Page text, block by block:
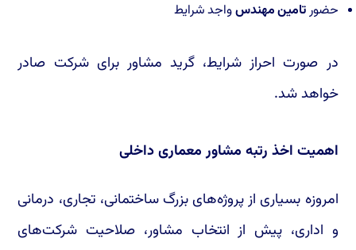
حضورتامین مهندسواجد شرایط
در صورت احراز شرایط، گرید مشاور برای شرکت صادر
خواهد شد.
اهمیت اخذ رتبه مشاور معماری داخلی
امروزه بسیاری از پروژه‌های بزرگ ساختمانی، تجاری، درمانی
و اداری، پیش از انتخاب مشاور، صلاحیت شرکت‌های